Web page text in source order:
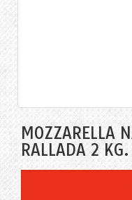
MOZZARELLA
RALLADA 2 KG.